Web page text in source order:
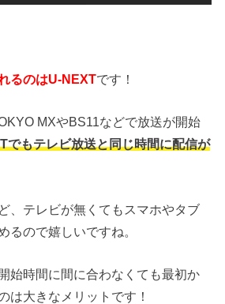
るのはU-NEXTです！
MXやBS11などで放送が開始
でもテレビ放送と同じ時間に配信が
、テレビが無くてもスマホやタブ
るので嬉しいですね。
始時間に間に合わなくても最初か
は大きなメリットです！